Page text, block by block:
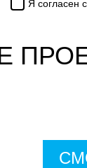
Я согласен с